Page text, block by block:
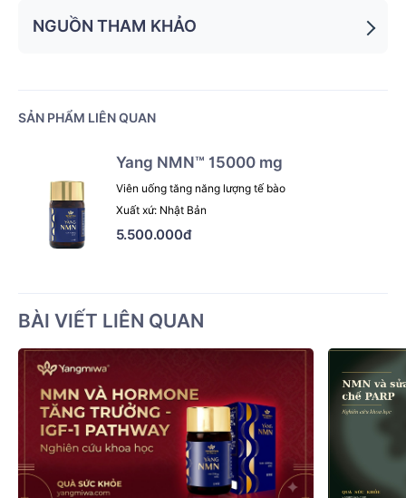
NGUỒN THAM KHẢO
Medicine, 18, 5831–5843.
A. (2015). Sleep problems in the elderly.
Clinics of North America
, 99(2), 431–439
SẢN PHẨM LIÊN QUAN
Yang NMN™ 15000 mg
Viên uống tăng năng lượng tế bào
Xuất xứ: Nhật Bản
5.500.000đ
BÀI VIẾT LIÊN QUAN